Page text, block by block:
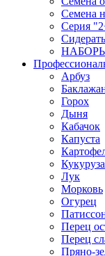
Семена
Серия
Арбуз
Горох
Дыня
Кабачок
Капуста
Кукуруза
Лук
Морковь
Огурец
Перец
Перец
Пряно-